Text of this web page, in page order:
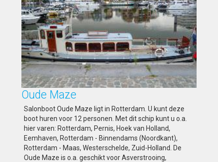
Oude Maze
Salonboot Oude Maze ligt in Rotterdam. U kunt deze
boot huren voor 12 personen. Met dit schip kunt u o.a.
hier varen: Rotterdam, Pernis, Hoek van Holland,
Eemhaven, Rotterdam - Binnendams (Noordkant),
Rotterdam - Maas, Westerschelde, Zuid-Holland. De
Oude Maze is o.a. geschikt voor Asverstrooing,